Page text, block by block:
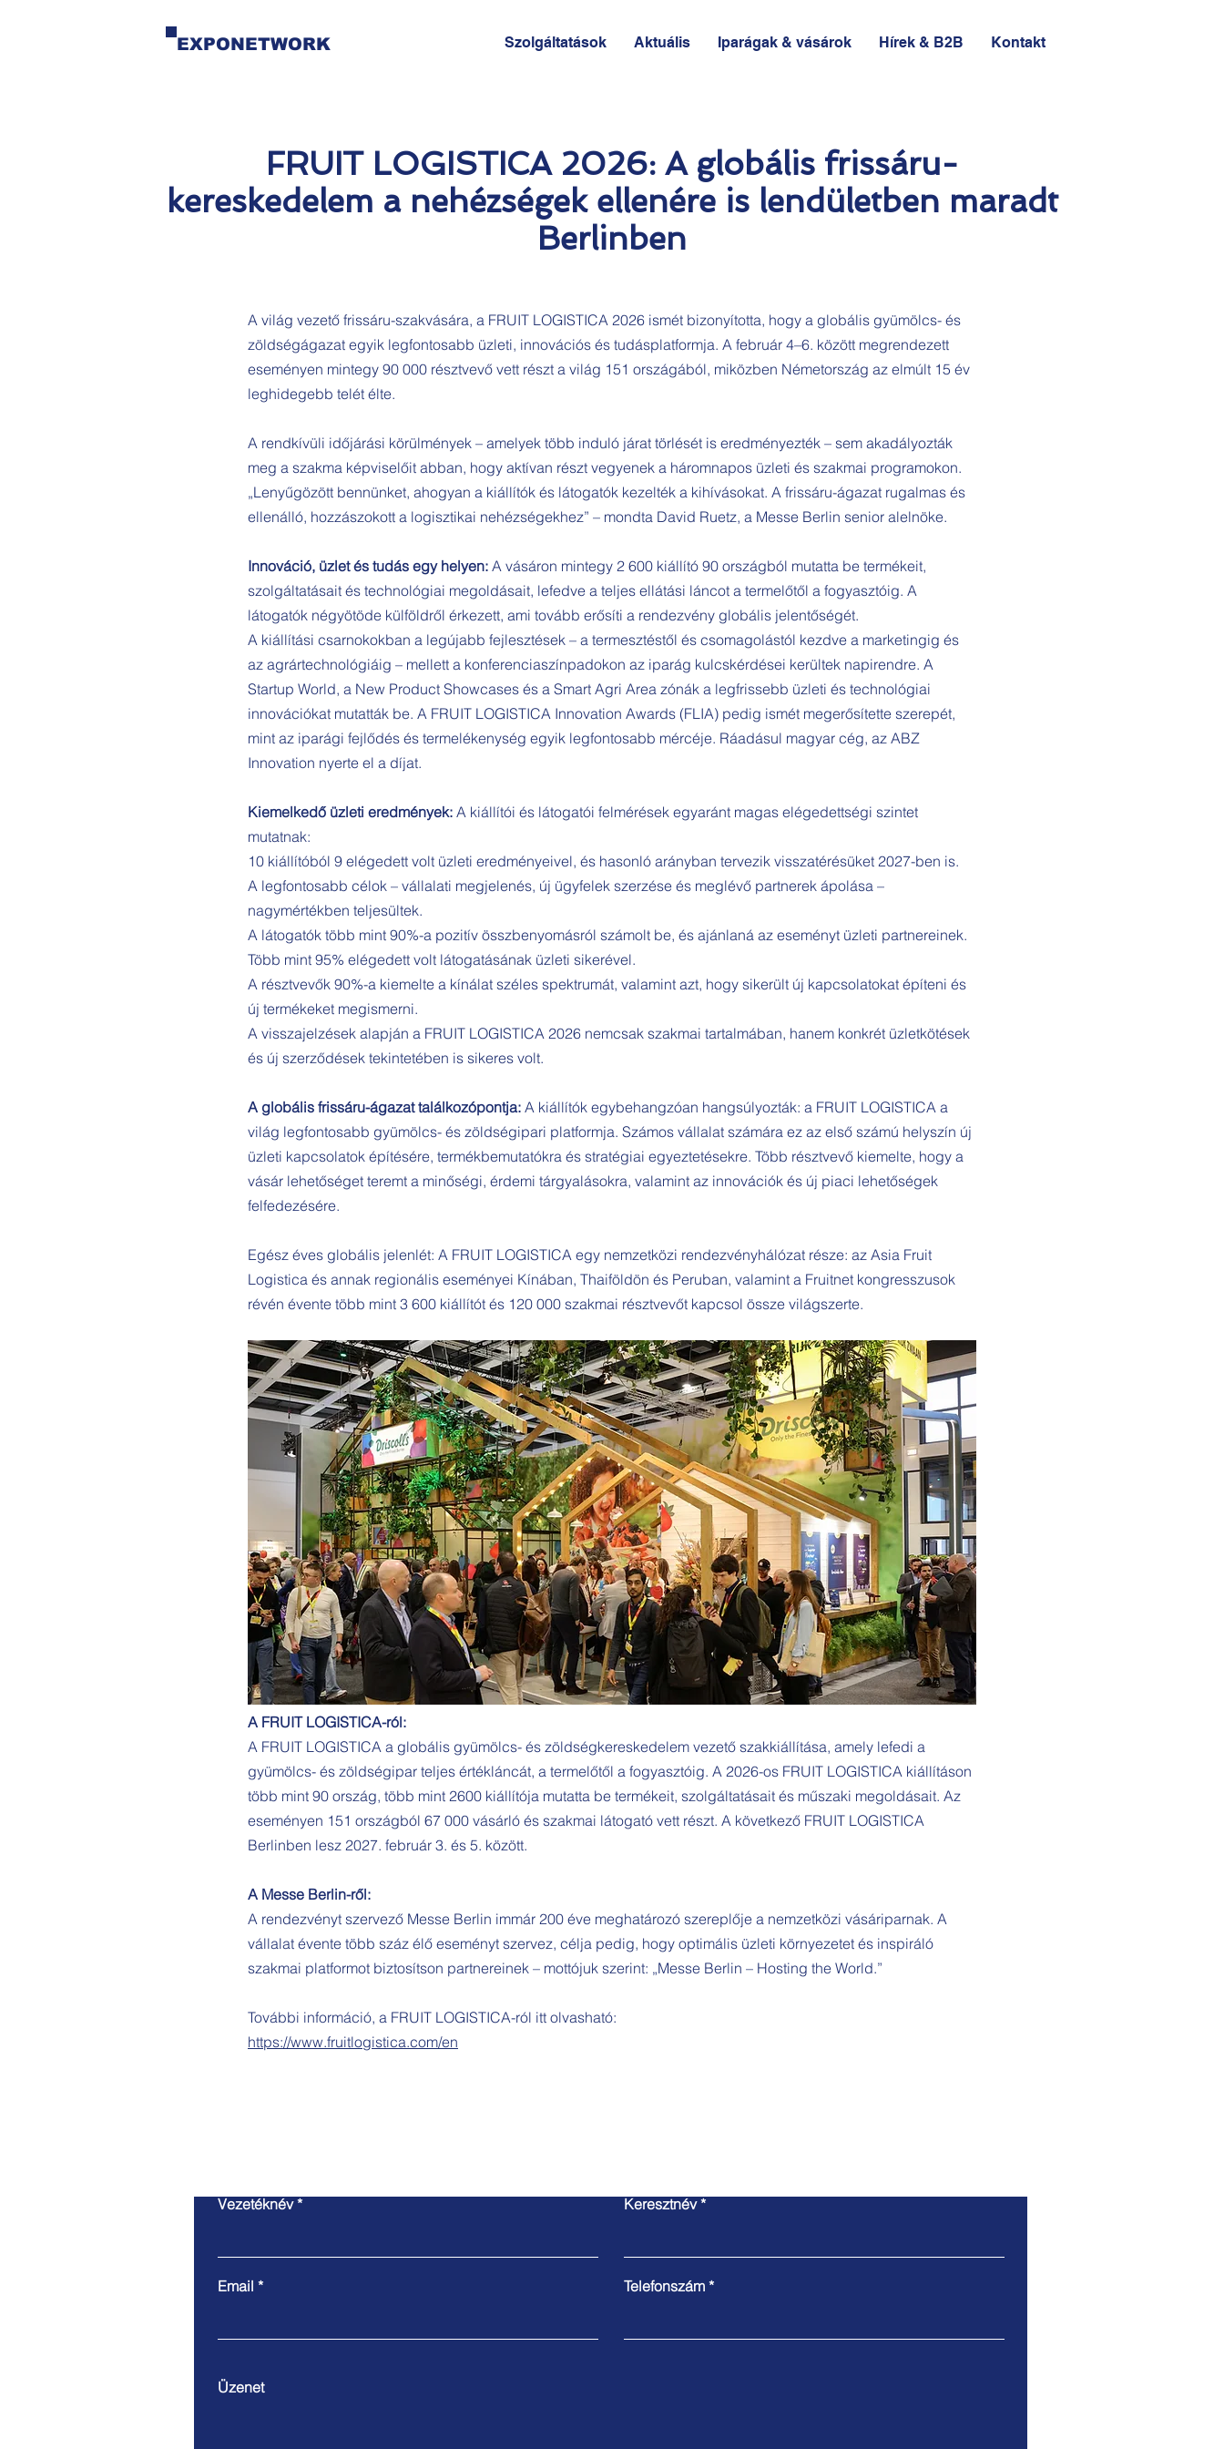
EXPONETWORK Szolgáltatások Aktuális Iparágak & vásárok Hírek & B2B Kontakt
FRUIT LOGISTICA 2026: A globális frissáru-
kereskedelem a nehézségek ellenére is lendületben maradt
Berlinben
A világ vezető frissáru-szakvására, a FRUIT LOGISTICA 2026 ismét bizonyította, hogy a globális gyümölcs- és
zöldségágazat egyik legfontosabb üzleti, innovációs és tudásplatformja. A február 4–6. között megrendezett
eseményen mintegy 90 000 résztvevő vett részt a világ 151 országából, miközben Németország az elmúlt 15 év
leghidegebb telét élte.
A rendkívüli időjárási körülmények – amelyek több induló járat törlését is eredményezték – sem akadályozták
meg a szakma képviselőit abban, hogy aktívan részt vegyenek a háromnapos üzleti és szakmai programokon.
„Lenyűgözött bennünket, ahogyan a kiállítók és látogatók kezelték a kihívásokat. A frissáru-ágazat rugalmas és
ellenálló, hozzászokott a logisztikai nehézségekhez” – mondta David Ruetz, a Messe Berlin senior alelnöke.
Innováció, üzlet és tudás egy helyen: A vásáron mintegy 2 600 kiállító 90 országból mutatta be termékeit,
szolgáltatásait és technológiai megoldásait, lefedve a teljes ellátási láncot a termelőtől a fogyasztóig. A
látogatók négyötöde külföldről érkezett, ami tovább erősíti a rendezvény globális jelentőségét.
A kiállítási csarnokokban a legújabb fejlesztések – a termesztéstől és csomagolástól kezdve a marketingig és
az agrártechnológiáig – mellett a konferenciaszínpadokon az iparág kulcskérdései kerültek napirendre. A
Startup World, a New Product Showcases és a Smart Agri Area zónák a legfrissebb üzleti és technológiai
innovációkat mutatták be. A FRUIT LOGISTICA Innovation Awards (FLIA) pedig ismét megerősítette szerepét,
mint az iparági fejlődés és termelékenység egyik legfontosabb mércéje. Ráadásul magyar cég, az ABZ
Innovation nyerte el a díjat.
Kiemelkedő üzleti eredmények: A kiállítói és látogatói felmérések egyaránt magas elégedettségi szintet
mutatnak:
10 kiállítóból 9 elégedett volt üzleti eredményeivel, és hasonló arányban tervezik visszatérésüket 2027-ben is.
A legfontosabb célok – vállalati megjelenés, új ügyfelek szerzése és meglévő partnerek ápolása –
nagymértékben teljesültek.
A látogatók több mint 90%-a pozitív összbenyomásról számolt be, és ajánlaná az eseményt üzleti partnereinek.
Több mint 95% elégedett volt látogatásának üzleti sikerével.
A résztvevők 90%-a kiemelte a kínálat széles spektrumát, valamint azt, hogy sikerült új kapcsolatokat építeni és
új termékeket megismerni.
A visszajelzések alapján a FRUIT LOGISTICA 2026 nemcsak szakmai tartalmában, hanem konkrét üzletkötések
és új szerződések tekintetében is sikeres volt.
A globális frissáru-ágazat találkozópontja: A kiállítók egybehangzóan hangsúlyozták: a FRUIT LOGISTICA a
világ legfontosabb gyümölcs- és zöldségipari platformja. Számos vállalat számára ez az első számú helyszín új
üzleti kapcsolatok építésére, termékbemutatókra és stratégiai egyeztetésekre. Több résztvevő kiemelte, hogy a
vásár lehetőséget teremt a minőségi, érdemi tárgyalásokra, valamint az innovációk és új piaci lehetőségek
felfedezésére.
Egész éves globális jelenlét: A FRUIT LOGISTICA egy nemzetközi rendezvényhálózat része: az Asia Fruit
Logistica és annak regionális eseményei Kínában, Thaiföldön és Peruban, valamint a Fruitnet kongresszusok
révén évente több mint 3 600 kiállítót és 120 000 szakmai résztvevőt kapcsol össze világszerte.
A FRUIT LOGISTICA-ról:
A FRUIT LOGISTICA a globális gyümölcs- és zöldségkereskedelem vezető szakkiállítása, amely lefedi a
gyümölcs- és zöldségipar teljes értékláncát, a termelőtől a fogyasztóig. A 2026-os FRUIT LOGISTICA kiállításon
több mint 90 ország, több mint 2600 kiállítója mutatta be termékeit, szolgáltatásait és műszaki megoldásait. Az
eseményen 151 országból 67 000 vásárló és szakmai látogató vett részt. A következő FRUIT LOGISTICA
Berlinben lesz 2027. február 3. és 5. között.
A Messe Berlin-ről:
A rendezvényt szervező Messe Berlin immár 200 éve meghatározó szereplője a nemzetközi vásáriparnak. A
vállalat évente több száz élő eseményt szervez, célja pedig, hogy optimális üzleti környezetet és inspiráló
szakmai platformot biztosítson partnereinek – mottójuk szerint: „Messe Berlin – Hosting the World.”
További információ, a FRUIT LOGISTICA-ról itt olvasható:
https://www.fruitlogistica.com/en
Vezetéknév Keresztnév
Email Telefonszám
Üzenet